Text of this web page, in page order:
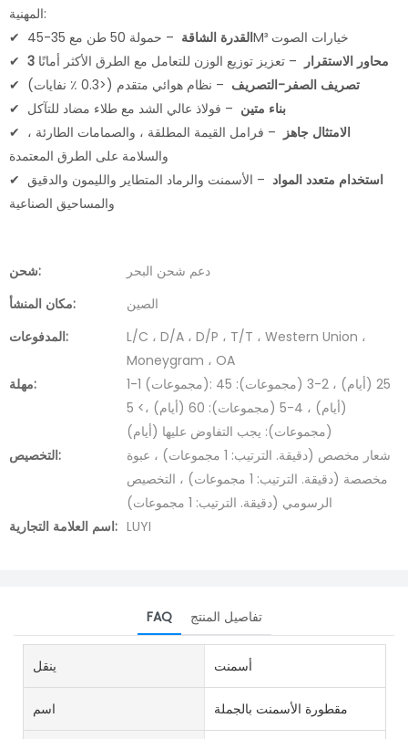
المهنية:
✔
القدرة الشاقة
– حمولة 50 طن مع 35-45M³ خيارات الصوت
✔
3 محاور الاستقرار – تعزيز توزيع الوزن للتعامل مع الطرق الأكثر أمانًا
✔
تصريف الصفر-التصريف – نظام هوائي متقدم (<0.3 ٪ نفايات)
✔
بناء متين – فولاذ عالي الشد مع طلاء مضاد للتآكل
✔
الامتثال جاهز – فرامل القيمة المطلقة ، والصمامات الطارئة ،
والسلامة على الطرق المعتمدة
✔
استخدام متعدد المواد – الأسمنت والرماد المتطاير والليمون والدقيق
والمساحيق الصناعية
شحن:
دعم شحن البحر
مكان المنشأ:
الصين
المدفوعات:
L/C ، D/A ، D/P ، T/T ، Western Union ،
Moneygram ، OA
مهلة:
1-1 (مجموعات): 25 (أيام) ، 2-3 (مجموعات): 45
(أيام) ، 4-5 (مجموعات): 60 (أيام) ،> 5
(مجموعات): يجب التفاوض عليها (أيام)
التخصيص:
شعار مخصص (دقيقة. الترتيب: 1 مجموعات) ، عبوة
مخصصة (دقيقة. الترتيب: 1 مجموعات) ، التخصيص
الرسومي (دقيقة. الترتيب: 1 مجموعات)
اسم العلامة التجارية: LUYI
FAQ تفاصيل المنتج
ينقل أسمنت
اسم مقطورة الأسمنت بالجملة